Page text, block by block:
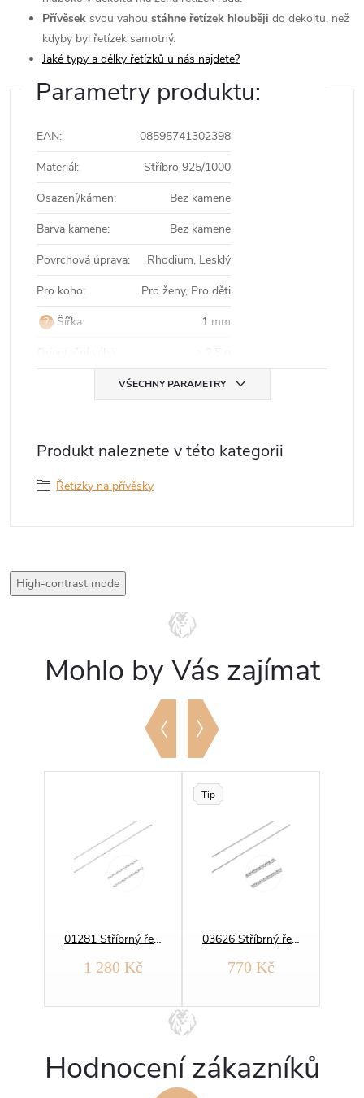
Přívěsek svou vahou stáhne řetízek hlouběji do dekoltu, než
kdyby byl řetízek samotný.
Jaké typy a délky řetízků u nás najdete?
Parametry produktu:
EAN:
08595741302398
Materiál:
Stříbro 925/1000
Osazení/kámen:
Bez kamene
Barva kamene:
Bez kamene
Povrchová úprava:
Rhodium, Lesklý
Pro koho:
Pro ženy, Pro děti
? Šířka:
1 mm
VŠECHNY PARAMETRY
Produkt naleznete v této kategorii
Řetízky na přívěsky
High-contrast mode
Mohlo by Vás zajímat
01281 Stříbrný řetízek BRILANTINA 2 mm
1 280 Kč
Tip
03626 Stříbrný řetízek LIŠKA hrana
770 Kč
Hodnocení zákazníků